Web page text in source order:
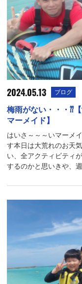
2024.05.13 ブログ
梅雨がない・・・⁇
マーメイド】
はいさ～～～いマーメ
す本日は大荒れのお天
い、全アクティビティ
するのかと思いきや、